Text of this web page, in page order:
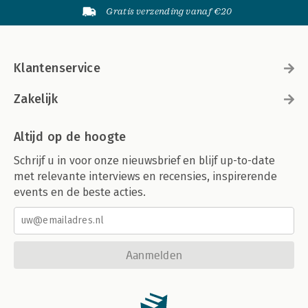
Gratis verzending vanaf €20
Klantenservice
Zakelijk
Altijd op de hoogte
Schrijf u in voor onze nieuwsbrief en blijf up-to-date
met relevante interviews en recensies, inspirerende
events en de beste acties.
Aanmelden